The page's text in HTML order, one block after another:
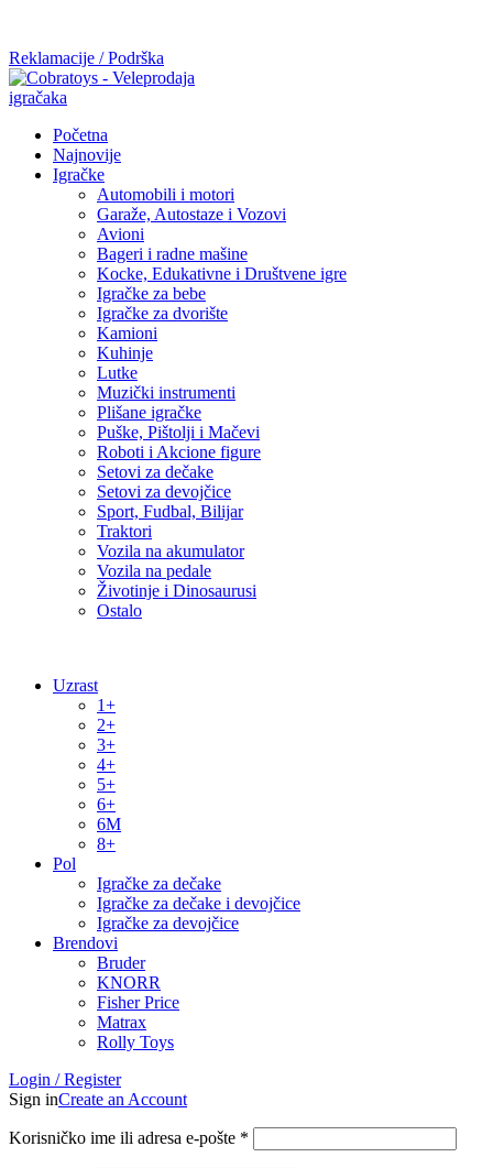
Reklamacije / Podrška
Početna
Najnovije
Igračke
Automobili i motori
Garaže, Autostaze i Vozovi
Avioni
Bageri i radne mašine
Kocke, Edukativne i Društvene igre
Igračke za bebe
Igračke za dvorište
Kamioni
Kuhinje
Lutke
Muzički instrumenti
Plišane igračke
Puške, Pištolji i Mačevi
Roboti i Akcione figure
Setovi za dečake
Setovi za devojčice
Sport, Fudbal, Bilijar
Traktori
Vozila na akumulator
Vozila na pedale
Životinje i Dinosaurusi
Ostalo
Uzrast
1+
2+
3+
4+
5+
6+
6M
8+
Pol
Igračke za dečake
Igračke za dečake i devojčice
Igračke za devojčice
Brendovi
Bruder
KNORR
Fisher Price
Matrax
Rolly Toys
Login / Register
Sign inCreate an Account
Korisničko ime ili adresa e-pošte *